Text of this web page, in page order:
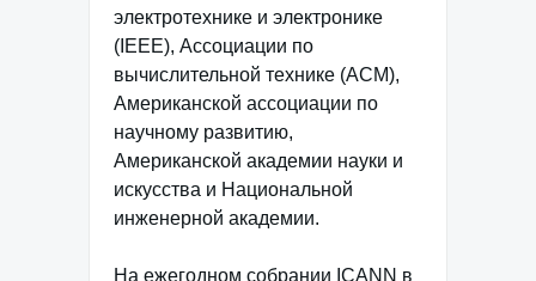
электротехнике и электронике
(IEEE), Ассоциации по
вычислительной технике (ACM),
Американской ассоциации по
научному развитию,
Американской академии науки и
искусства и Национальной
инженерной академии.
На ежегодном собрании ICANN в